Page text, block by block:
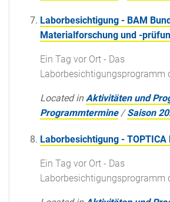
Laborbesichtigung - BAM
Materialforschung und -
Ein Tag vor Ort - Das
Laborbesichtigungsprogramm
Located in Aktivitäten und
Programmtermine /Saison
Laborbesichtigung - TOPTICA
Ein Tag vor Ort - Das
Laborbesichtigungsprogramm